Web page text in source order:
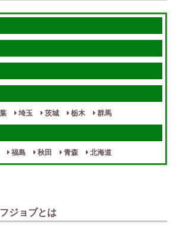
入店祝金あり
健全店で安心！
保証制度完備
寮完備
終電後店泊OK
自宅待機OK
給与保証あり
埼玉 茨城 栃木 群馬
福島 秋田 青森 北海道
ジョブとは